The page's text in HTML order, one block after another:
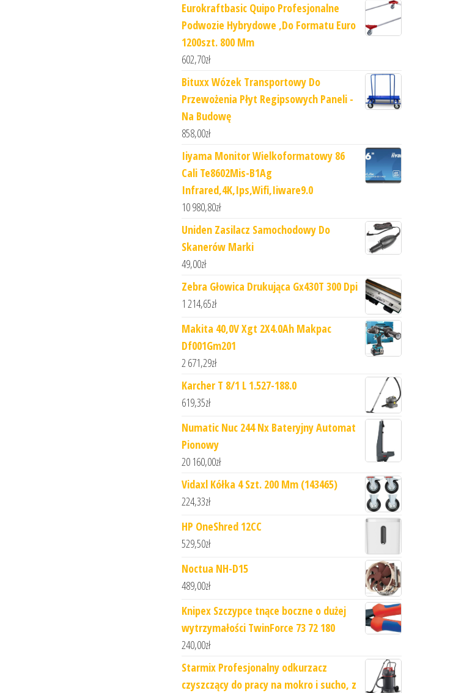
Eurokraftbasic Quipo Profesjonalne
Podwozie Hybrydowe ,Do Formatu Euro
1200szt. 800 Mm
602,70zł
Bituxx Wózek Transportowy Do
Przewożenia Płyt Regipsowych Paneli -
Na Budowę
858,00zł
Iiyama Monitor Wielkoformatowy 86
Cali Te8602Mis-B1Ag
Infrared,4K,Ips,Wifi,Iiware9.0
10 980,80zł
Uniden Zasilacz Samochodowy Do
Skanerów Marki
49,00zł
Zebra Głowica Drukująca Gx430T 300 Dpi
1 214,65zł
Makita 40,0V Xgt 2X4.0Ah Makpac
Df001Gm201
2 671,29zł
Karcher T 8/1 L 1.527-188.0
619,35zł
Numatic Nuc 244 Nx Bateryjny Automat
Pionowy
20 160,00zł
Vidaxl Kółka 4 Szt. 200 Mm (143465)
224,33zł
HP OneShred 12CC
529,50zł
Noctua NH-D15
489,00zł
Knipex Szczypce tnące boczne o dużej
wytrzymałości TwinForce 73 72 180
240,00zł
Starmix Profesjonalny odkurzacz
czyszczący do pracy na mokro i sucho, z